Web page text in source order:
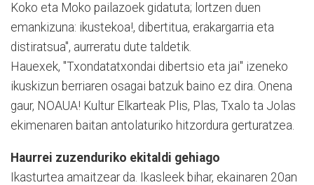
Koko eta Moko pailazoek gidatuta; lortzen duen
emankizuna: ikustekoa!, dibertitua, erakargarria eta
distiratsua", aurreratu dute taldetik.
Hauexek, "Txondatatxondai dibertsio eta jai" izeneko
ikuskizun berriaren osagai batzuk baino ez dira. Onena
gaur, NOAUA! Kultur Elkarteak Plis, Plas, Txalo ta Jolas
ekimenaren baitan antolaturiko hitzordura gerturatzea.
Haurrei zuzenduriko ekitaldi gehiago
Ikasturtea amaitzear da. Ikasleek bihar, ekainaren 20an